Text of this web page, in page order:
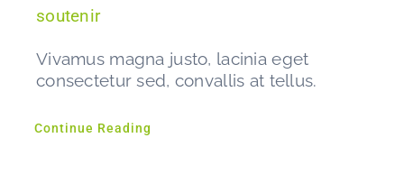
soutenir
Vivamus magna justo, lacinia eget
consectetur sed, convallis at tellus.
Continue Reading